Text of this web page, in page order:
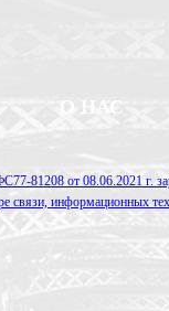
О НАС
81208 от 08.06.2021 г.
связи, информационных